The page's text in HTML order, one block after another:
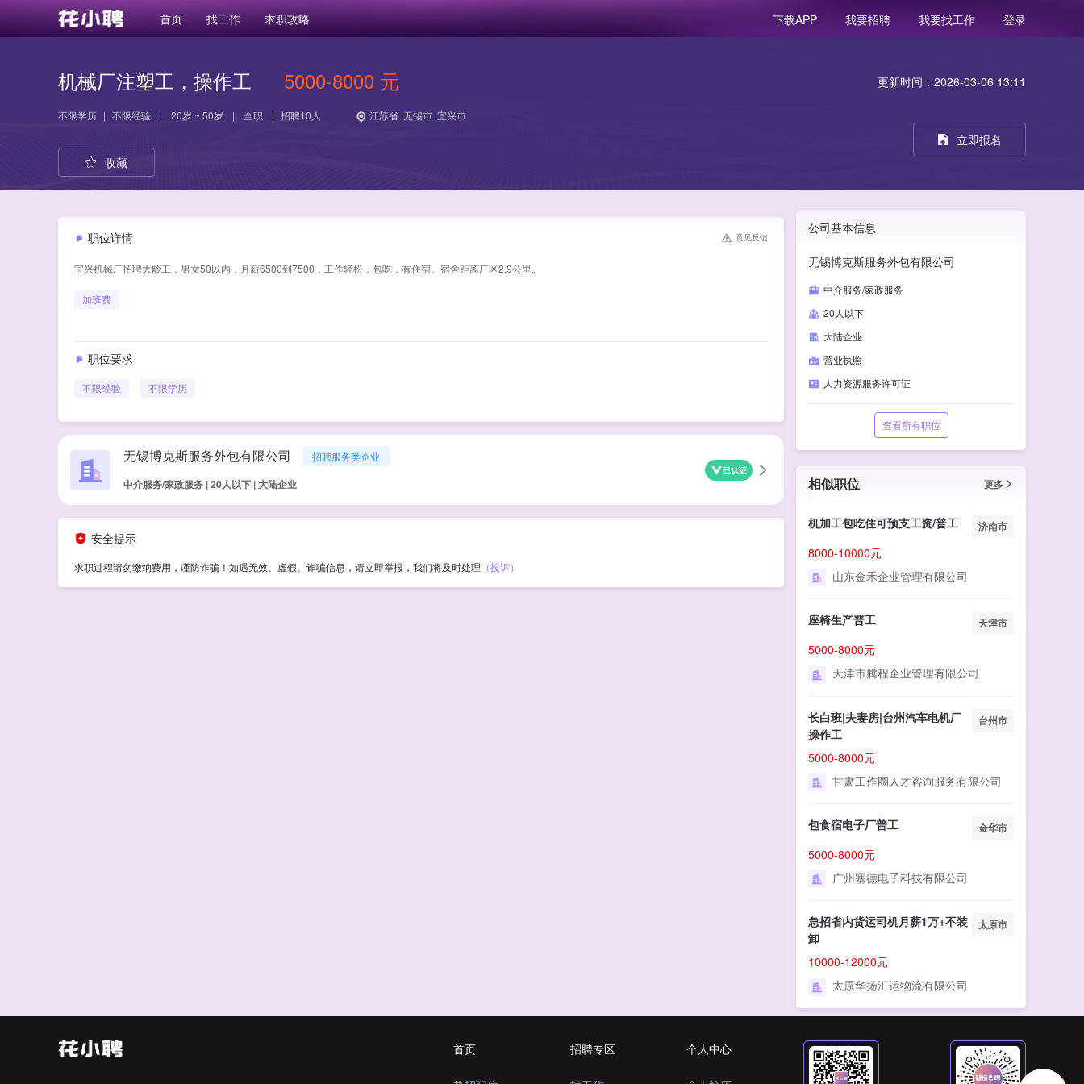
首页 找工作 求职攻略 下载APP 我要招聘 我要找工作 登录
机械厂注塑工，操作工 5000-8000 元
不限学历 | 不限经验 | 20岁 ~ 50岁 | 全职 | 招聘10人 江苏省 ·无锡市 ·宜兴市
收藏
职位详情 意见反馈
宜兴机械厂招聘大龄工，男女50以内，月薪6500到7500，工作轻松，包吃，有住宿。宿舍距离厂区2.9公里。
加班费
职位要求
不限经验 不限学历
无锡博克斯服务外包有限公司 招聘服务类企业
中介服务/家政服务 | 20人以下 | 大陆企业
已认证
安全提示
求职过程请勿缴纳费用，谨防诈骗！如遇无效、虚假、诈骗信息，请立即举报，我们将及时处理 （投诉）
更新时间：2026-03-06 13:11
立即报名
公司基本信息
无锡博克斯服务外包有限公司
中介服务/家政服务
20人以下
大陆企业
营业执照
人力资源服务许可证
查看所有职位
相似职位 更多
机加工包吃住可预支工资/普工 济南市
8000-10000元
山东金禾企业管理有限公司
座椅生产普工 天津市
5000-8000元
天津市腾程企业管理有限公司
长白班|夫妻房|台州汽车电机厂
操作工
台州市
5000-8000元
甘肃工作圈人才咨询服务有限公司
包食宿电子厂普工 金华市
5000-8000元
广州塞德电子科技有限公司
急招省内货运司机月薪1万+不装
卸
太原市
10000-12000元
太原华扬汇运物流有限公司
首页 招聘专区 个人中心